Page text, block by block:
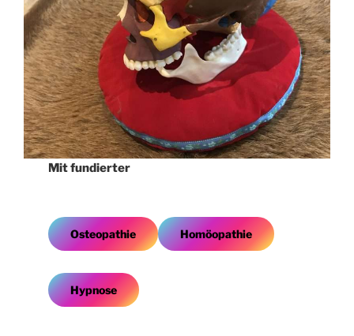
Mit fundierter
Osteopathie Homöopathie
Hypnose